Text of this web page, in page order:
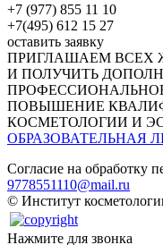
+7 (977) 855 11 10
+7(495) 612 15 27
оставить заявку
ПРИГЛАШАЕМ ВСЕХ
И ПОЛУЧИТЬ
ПОВЫШЕНИЕ
КОСМЕТОЛОГИИ И
ОБРАЗОВАТЕЛЬНАЯ
Согласие на обработку
9778551110@mail.ru
© Институт
Нажмите для звонка